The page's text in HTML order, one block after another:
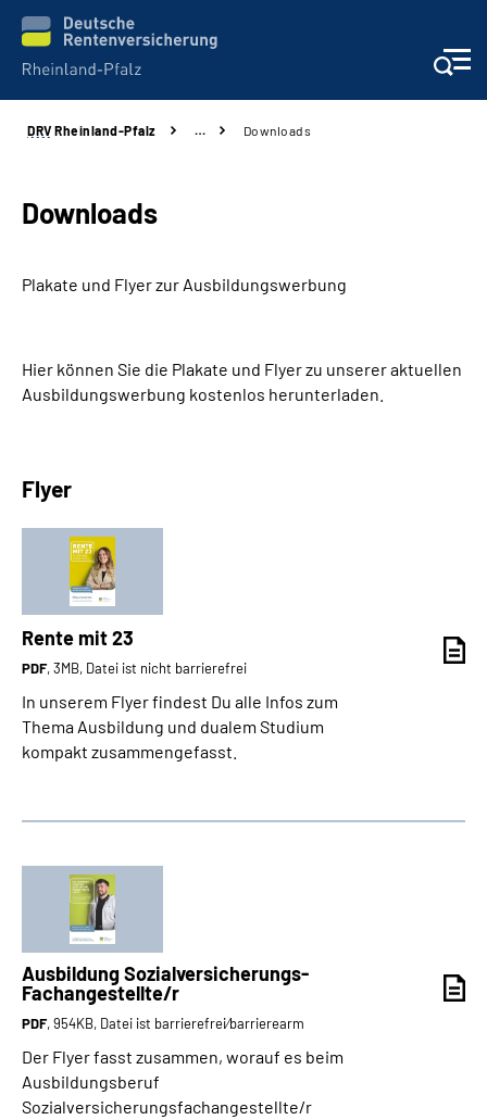
Unsere Leistungen
Beratung
Presse
Inhalte in Gebärdensprache (DGS)
Leichte Sprache
Suche
Mein Kundenportal
DRV Rheinland-Pfalz … Downloads
Downloads
Plakate und Flyer zur Ausbildungswerbung
Hier können Sie die Plakate und Flyer zu unserer aktuellen
Ausbildungswerbung kostenlos herunterladen.
Flyer
Rente mit 23
PDF, 3MB, Datei ist nicht barrierefrei
In unserem Flyer findest Du alle Infos zum
Thema Ausbildung und dualem Studium
kompakt zusammengefasst.
Ausbildung Sozialversicherungs-
Fachangestellte/r
PDF, 954KB, Datei ist barrierefrei⁄barrierearm
Der Flyer fasst zusammen, worauf es beim
Ausbildungsberuf
Sozialversicherungsfachangestellte/r